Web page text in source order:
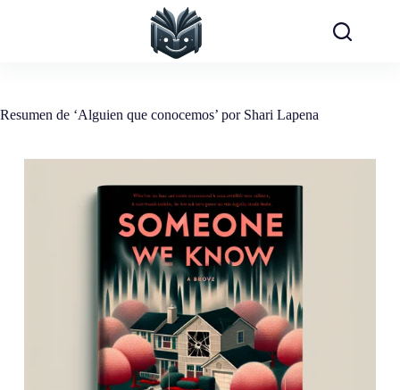
Resumen de ‘Alguien que conocemos’ por Shari Lapena